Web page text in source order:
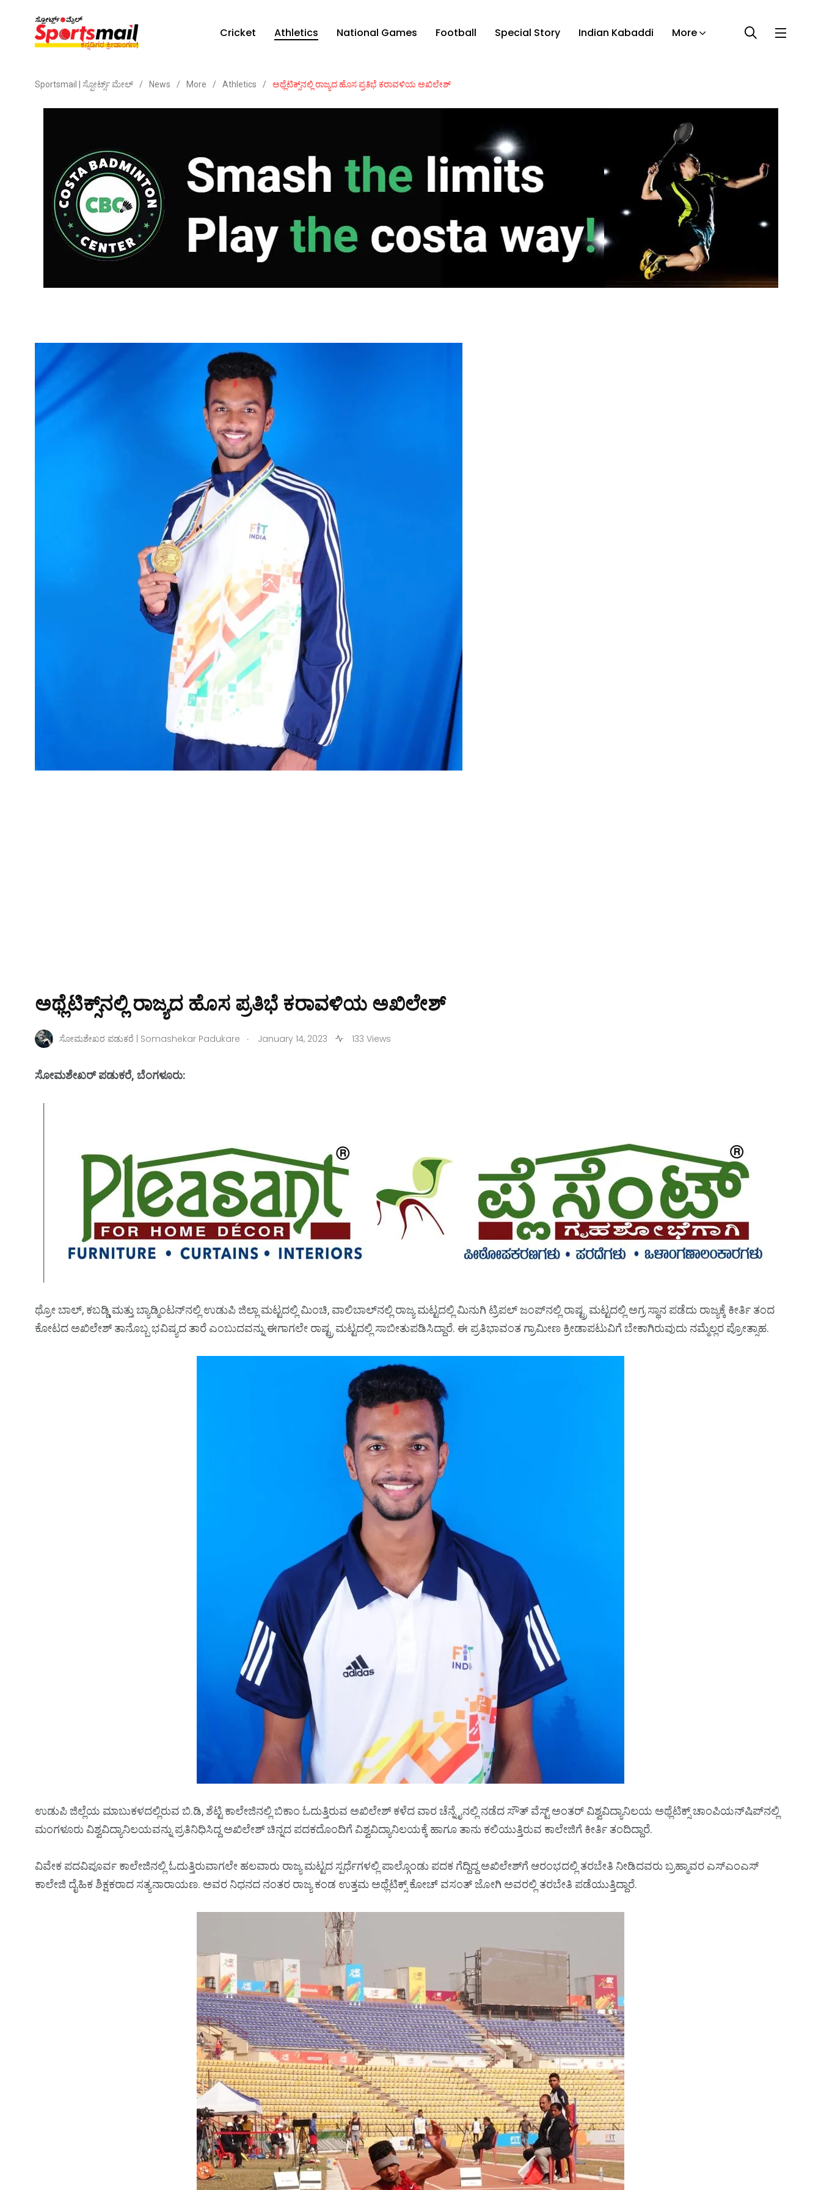
Cricket Athletics National Games Football Special Story Indian Kabaddi More
Sportsmail | ಸ್ಪೋರ್ಟ್ಸ್ ಮೇಲ್ / News / More / Athletics / ಅಥ್ಲೆಟಿಕ್ಸ್‌ನಲ್ಲಿ ರಾಜ್ಯದ ಹೊಸ ಪ್ರತಿಭೆ ಕರಾವಳಿಯ ಅಖಿಲೇಶ್‌
ಅಥ್ಲೆಟಿಕ್ಸ್‌ನಲ್ಲಿ ರಾಜ್ಯದ ಹೊಸ ಪ್ರತಿಭೆ ಕರಾವಳಿಯ ಅಖಿಲೇಶ್‌
ಸೋಮಶೇಖರ ಪಡುಕರೆ | Somashekar Padukare . January 14, 2023 133 Views
ಸೋಮಶೇಖರ್‌ ಪಡುಕರೆ, ಬೆಂಗಳೂರು:
ಥ್ರೋ ಬಾಲ್‌, ಕಬಡ್ಡಿ ಮತ್ತು ಬ್ಯಾಡ್ಮಿಂಟನ್‌ನಲ್ಲಿ ಉಡುಪಿ ಜಿಲ್ಲಾ ಮಟ್ಟದಲ್ಲಿ ಮಿಂಚಿ, ವಾಲಿಬಾಲ್‌ನಲ್ಲಿ ರಾಜ್ಯ ಮಟ್ಟದಲ್ಲಿ ಮಿನುಗಿ ಟ್ರಿಪಲ್‌ ಜಂಪ್‌ನಲ್ಲಿ ರಾಷ್ಟ್ರ ಮಟ್ಟದಲ್ಲಿ ಅಗ್ರ ಸ್ಥಾನ ಪಡೆದು ರಾಜ್ಯಕ್ಕೆ ಕೀರ್ತಿ ತಂದ
ಕೋಟದ ಅಖಿಲೇಶ್‌ ತಾನೊಬ್ಬ ಭವಿಷ್ಯದ ತಾರೆ ಎಂಬುದವನ್ನು ಈಗಾಗಲೇ ರಾಷ್ಟ್ರ ಮಟ್ಟದಲ್ಲಿ ಸಾಬೀತುಪಡಿಸಿದ್ದಾರೆ. ಈ ಪ್ರತಿಭಾವಂತ ಗ್ರಾಮೀಣ ಕ್ರೀಡಾಪಟುವಿಗೆ ಬೇಕಾಗಿರುವುದು ನಮ್ಮೆಲ್ಲರ ಪ್ರೋತ್ಸಾಹ.
ಉಡುಪಿ ಜಿಲ್ಲೆಯ ಮಾಬುಕಳದಲ್ಲಿರುವ ಬಿ.ಡಿ, ಶೆಟ್ಟಿ ಕಾಲೇಜಿನಲ್ಲಿ ಬಿಕಾಂ ಓದುತ್ತಿರುವ ಅಖಿಲೇಶ್‌ ಕಳೆದ ವಾರ ಚೆನ್ನೈನಲ್ಲಿ ನಡೆದ ಸೌತ್‌ ವೆಸ್ಟ್‌ ಅಂತರ್‌ ವಿಶ್ವವಿದ್ಯಾನಿಲಯ ಅಥ್ಲೆಟಿಕ್ಸ್‌ ಚಾಂಪಿಯನ್‌ಷಿಪ್‌ನಲ್ಲಿ
ಮಂಗಳೂರು ವಿಶ್ವವಿದ್ಯಾನಿಲಯವನ್ನು ಪ್ರತಿನಿಧಿಸಿದ್ದ ಅಖಿಲೇಶ್‌ ಚಿನ್ನದ ಪದಕದೊಂದಿಗೆ ವಿಶ್ವವಿದ್ಯಾನಿಲಯಕ್ಕೆ ಹಾಗೂ ತಾನು ಕಲಿಯುತ್ತಿರುವ ಕಾಲೇಜಿಗೆ ಕೀರ್ತಿ ತಂದಿದ್ದಾರೆ.
ವಿವೇಕ ಪದವಿಪೂರ್ವ ಕಾಲೇಜಿನಲ್ಲಿ ಓದುತ್ತಿರುವಾಗಲೇ ಹಲವಾರು ರಾಜ್ಯ ಮಟ್ಟದ ಸ್ಪರ್ಧೆಗಳಲ್ಲಿ ಪಾಲ್ಗೊಂಡು ಪದಕ ಗೆದ್ದಿದ್ದ ಅಖಿಲೇಶ್‌ಗೆ ಆರಂಭದಲ್ಲಿ ತರಬೇತಿ ನೀಡಿದವರು ಬ್ರಹ್ಮಾವರ ಎಸ್‌ಎಂಎಸ್‌
ಕಾಲೇಜಿ ದೈಹಿಕ ಶಿಕ್ಷಕರಾದ ಸತ್ಯನಾರಾಯಣ. ಅವರ ನಿಧನದ ನಂತರ ರಾಜ್ಯ ಕಂಡ ಉತ್ತಮ ಅಥ್ಲೆಟಿಕ್ಸ್‌ ಕೋಚ್‌ ವಸಂತ್‌ ಜೋಗಿ ಅವರಲ್ಲಿ ತರಬೇತಿ ಪಡೆಯುತ್ತಿದ್ದಾರೆ.